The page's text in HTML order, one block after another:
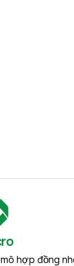
hợp đồng